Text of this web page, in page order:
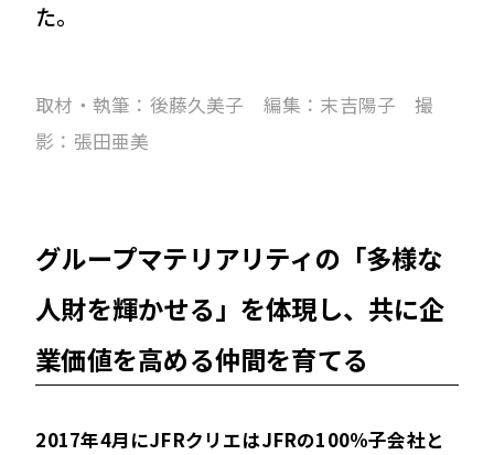
た。
取材・執筆：後藤久美子 編集：末吉陽子 撮
影：張田亜美
グループマテリアリティの「多様な
人財を輝かせる」を体現し、共に企
業価値を高める仲間を育てる
――2017年4月にJFRクリエはJFRの100％子会社と